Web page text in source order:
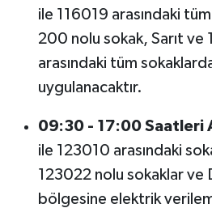
ile 116019 arasındaki
200 nolu sokak, Sarıt
arasındaki tüm
uygulanacaktır.
09:30 - 17:00 Saatleri
ile 123010 arasındaki
123022 nolu sokaklar ve
bölgesine elektrik